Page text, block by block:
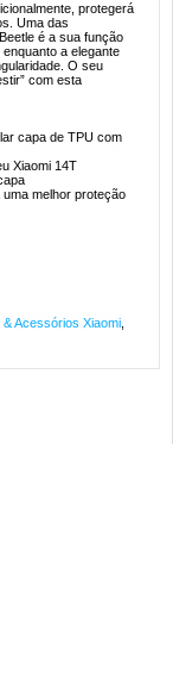
protegerá
Uma das
é a sua função
a elegante
O seu
com esta
capa de TPU com
Xiaomi 14T
melhor proteção
& Acessórios Xiaomi